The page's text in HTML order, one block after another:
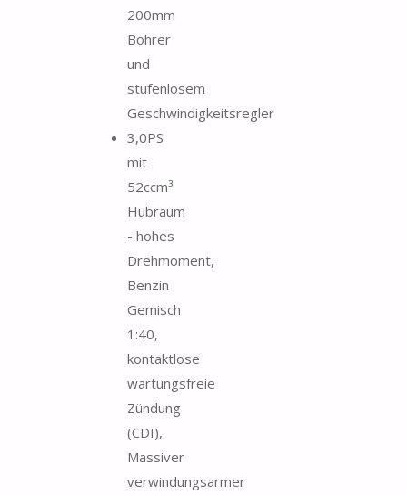
200mm
Bohrer
und
stufenlosem
Geschwindigkeitsregler
3,0PS
mit
52ccm³
Hubraum
- hohes
Drehmoment,
Benzin
Gemisch
1:40,
kontaktlose
wartungsfreie
Zündung
(CDI),
Massiver
verwindungsarmer